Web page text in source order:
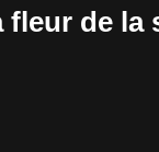
fleur de la